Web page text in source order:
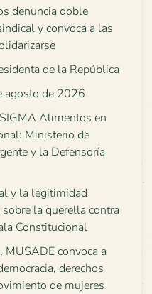
denuncia doble
y convoca a las
de la República
agosto de 2026
Alimentos en
Ministerio de
y la Defensoría
y la legitimidad
la querella contra
Constitucional
convoca a
derechos
de mujeres